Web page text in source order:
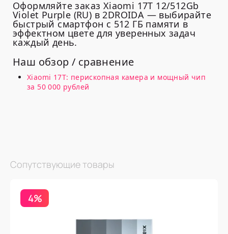
Оформляйте заказ Xiaomi 17T 12/512Gb
Violet Purple (RU) в 2DROIDA — выбирайте
быстрый смартфон с 512 ГБ памяти в
эффектном цвете для уверенных задач
каждый день.
Наш обзор / сравнение
Xiaomi 17T: перископная камера и мощный чип
за 50 000 рублей
Сопутствующие товары
4%